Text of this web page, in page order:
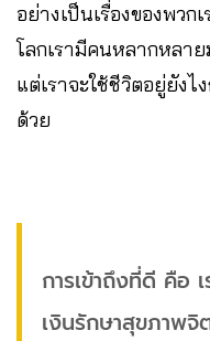
อย่างเป็นเรื่องของพวก
โลกเรามีคนหลากหลา
แต่เราจะใช้ชีวิตอยู่ยัง
ด้วย
การเข้าถึงที่ดี คือ เ
เงินรักษาสุขภาพจิ